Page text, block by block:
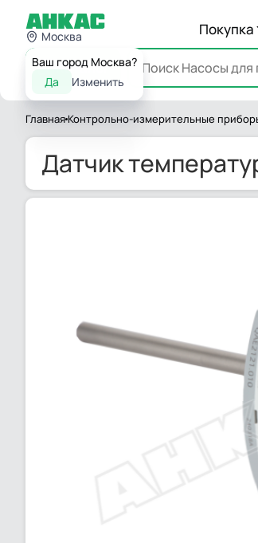
Москва
Ваш город Москва?
Да
Изменить
Покупка
Каталог
Главная Контрольно-измерительные
Датчик